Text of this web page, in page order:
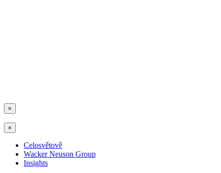
×
×
Celosvětově
Wacker Neuson Group
Insights